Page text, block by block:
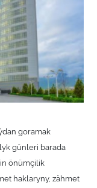
goramak
günleri barada
önümçilik
haklaryny, zähmet